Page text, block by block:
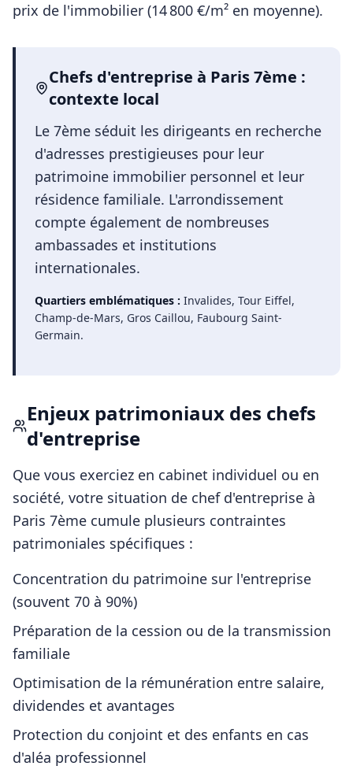
prix de l'immobilier (14 800 €/m² en moyenne).
Chefs d'entreprise à Paris 7ème :
contexte local
Le 7ème séduit les dirigeants en recherche
d'adresses prestigieuses pour leur
patrimoine immobilier personnel et leur
résidence familiale. L'arrondissement
compte également de nombreuses
ambassades et institutions
internationales.
Quartiers emblématiques : Invalides, Tour Eiffel,
Champ-de-Mars, Gros Caillou, Faubourg Saint-
Germain.
Enjeux patrimoniaux des chefs
d'entreprise
Que vous exerciez en cabinet individuel ou en
société, votre situation de chef d'entreprise à
Paris 7ème cumule plusieurs contraintes
patrimoniales spécifiques :
Concentration du patrimoine sur l'entreprise
(souvent 70 à 90%)
Préparation de la cession ou de la transmission
familiale
Optimisation de la rémunération entre salaire,
dividendes et avantages
Protection du conjoint et des enfants en cas
d'aléa professionnel